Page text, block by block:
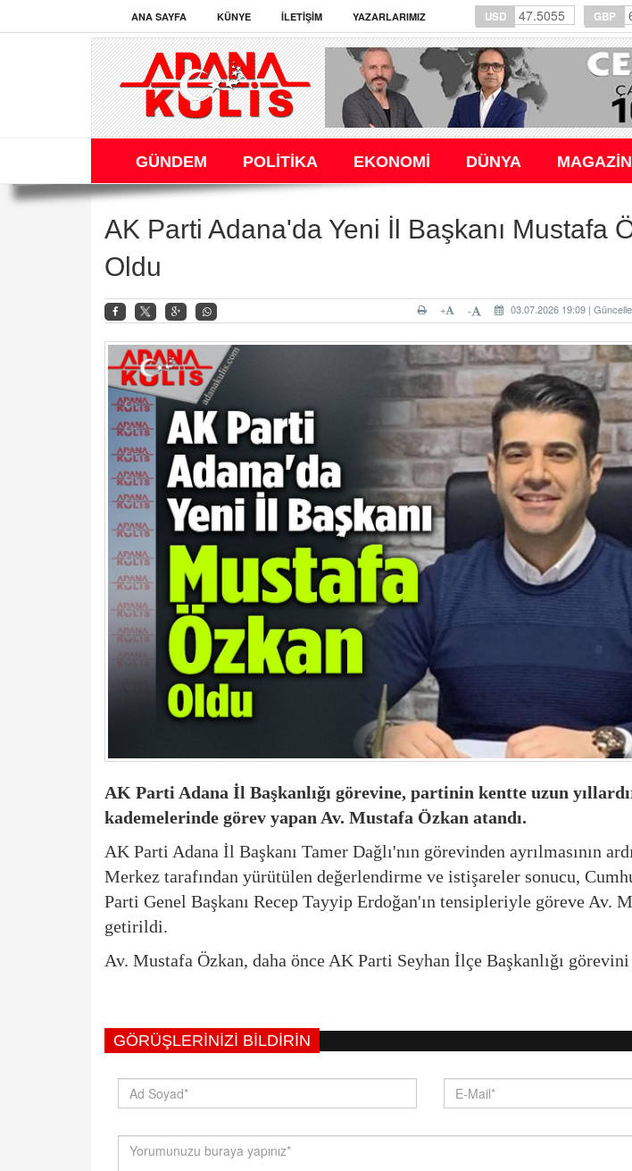
ANA SAYFA KÜNYE İLETIŞIM YAZARLARIMIZ USD 47.5055 GBP
GÜNDEM POLİTİKA EKONOMİ DÜNYA MAGAZİN
AK Parti Adana'da Yeni İl Başkanı Mustafa
Oldu
03.07.2026 19:09 |
-
+
AK Parti Adana İl Başkanlığı görevine, partinin kentte uzun
kademelerinde görev yapan Av. Mustafa Özkan atandı.
AK Parti Adana İl Başkanı Tamer Dağlı'nın görevinden ayrılmasının
Merkez tarafından yürütülen değerlendirme ve istişareler sonucu,
Parti Genel Başkanı Recep Tayyip Erdoğan'ın tensipleriyle göreve Av.
getirildi.
Av. Mustafa Özkan, daha önce AK Parti Seyhan İlçe Başkanlığı
GÖRÜŞLERINIZI BILDIRIN